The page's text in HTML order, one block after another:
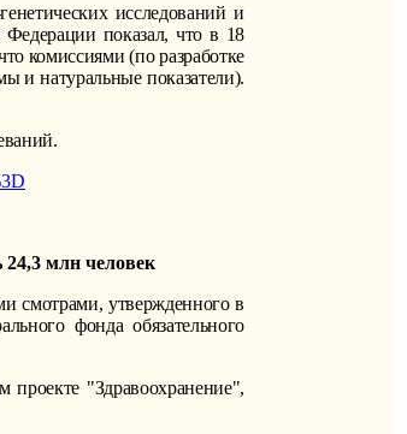
исследований и
Федерации показал, что в 18
комиссиями (по разработке
и натуральные показатели).
млн человек
смотрами, утвержденного в
фонда обязательного
проекте "Здравоохранение",